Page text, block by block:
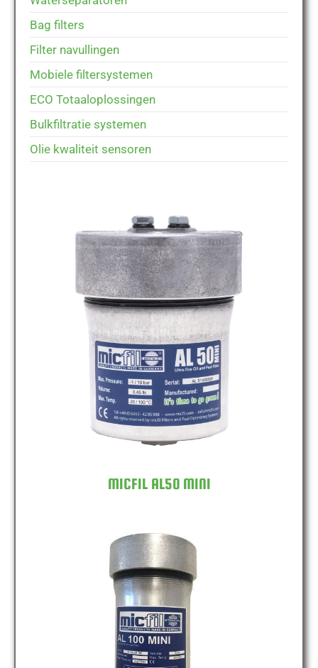
Bag filters
Filter navullingen
Mobiele filtersystemen
ECO Totaaloplossingen
Bulkfiltratie systemen
Olie kwaliteit sensoren
MICFIL AL50 MINI
MICFIL AL50 MINI
MICFIL AL100 MINI